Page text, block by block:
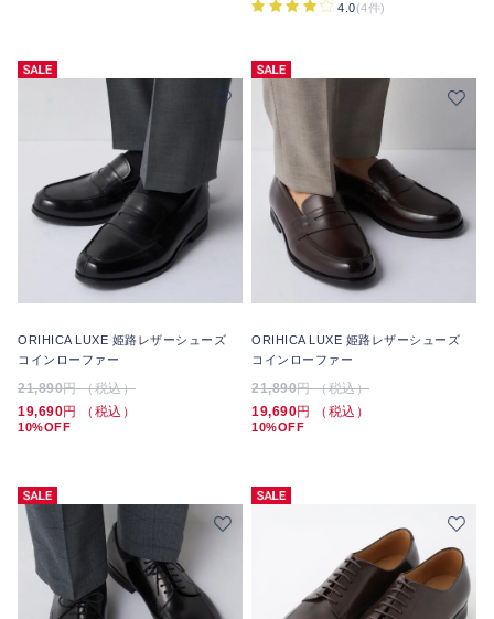
4.0(4件)
ORIHICA LUXE 姫路レザーシューズ
コインローファー
21,890円 （税込）
19,690円 （税込）
10%OFF
ORIHICA LUXE 姫路レザーシューズ
コインローファー
21,890円 （税込）
19,690円 （税込）
10%OFF